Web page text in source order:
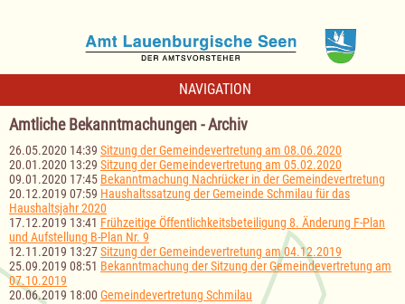
NAVIGATION
Amtliche Bekanntmachungen - Archiv
26.05.2020 14:39 Sitzung der Gemeindevertretung am 08.06.2020
20.01.2020 13:29 Sitzung der Gemeindevertretung am 05.02.2020
09.01.2020 17:45 Bekanntmachung Nachrücker in der Gemeindevertretung
20.12.2019 07:59 Haushaltssatzung der Gemeinde Schmilau für das
Haushaltsjahr 2020
17.12.2019 13:41 Frühzeitige Öffentlichkeitsbeteiligung 8. Änderung F-Plan
und Aufstellung B-Plan Nr. 9
12.11.2019 13:27Sitzung der Gemeindevertretung am 04.12.2019
25.09.2019 08:51 Bekanntmachung der Sitzung der Gemeindevertretung am
07.10.2019
20.06.2019 18:00 Gemeindevertretung Schmilau